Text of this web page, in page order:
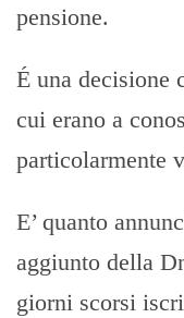
pensione.
É una decisione
cui erano a
particolarmente
E’ quanto
aggiunto della
giorni scorsi